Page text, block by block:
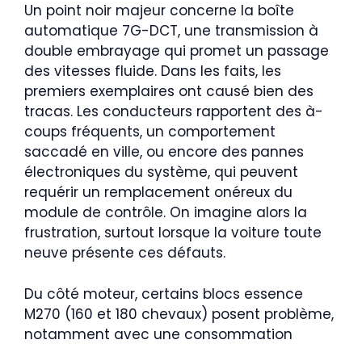
Un point noir majeur concerne la boîte
automatique 7G-DCT, une transmission à
double embrayage qui promet un passage
des vitesses fluide. Dans les faits, les
premiers exemplaires ont causé bien des
tracas. Les conducteurs rapportent des à-
coups fréquents, un comportement
saccadé en ville, ou encore des pannes
électroniques du système, qui peuvent
requérir un remplacement onéreux du
module de contrôle. On imagine alors la
frustration, surtout lorsque la voiture toute
neuve présente ces défauts.
Du côté moteur, certains blocs essence
M270 (160 et 180 chevaux) posent problème,
notamment avec une consommation